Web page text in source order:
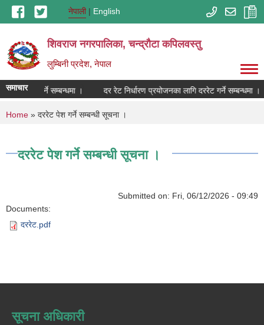
Skip to main contentनेपाली English
शिवराज नगरपालिका, चन्द्राैटा कपिलवस्तु
लुम्बिनी प्रदेश, नेपाल
समाचारदररेट गर्ने सम्बन्धमा । दर रेट निर्धारण प्रयोजनका लागि दररेट गर्ने सम्बन्धमा ।
You are here
Home » दररेट पेश गर्ने सम्बन्धी सूचना ।
दररेट पेश गर्ने सम्बन्धी सूचना ।
Submitted on: Fri, 06/12/2026 - 09:49
Documents:
दररेट.pdf
सूचना अधिकारी